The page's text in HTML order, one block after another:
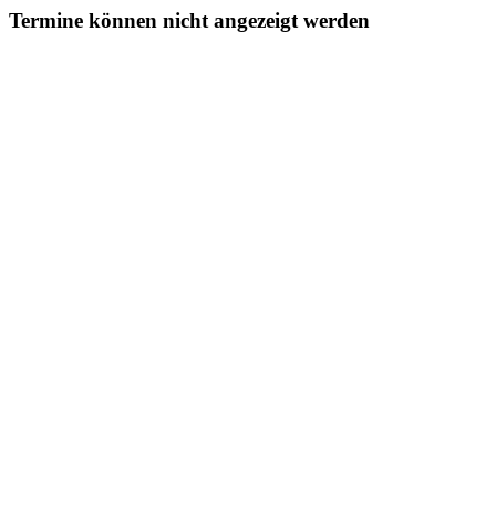
Termine können nicht angezeigt werden